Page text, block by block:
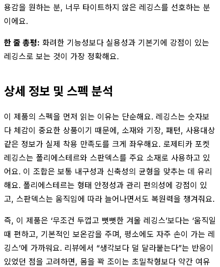
용감을 원하는 분, 너무 타이트하지 않은 레깅스를 선호하는 분
이에요.
한 줄 총평: 화려한 기능성보다 실용성과 기본기에 강점이 있는
레깅스로 보는 것이 가장 정확해요.
상세 정보 및 스펙 분석
이 제품의 스펙을 먼저 읽는 이유는 단순해요. 레깅스는 숫자보
다 체감이 중요한 상품이기 때문에, 소재와 기장, 패턴, 사용대상
같은 정보가 실제 착용 만족도를 크게 좌우해요. 로제티카 포켓
레깅스는 폴리에스테르와 스판덱스를 주요 소재로 사용하고 있
어요. 이 조합은 보통 내구성과 신축성의 균형을 맞추는 데 유리
해요. 폴리에스테르는 형태 안정성과 관리 편의성에 강점이 있
고, 스판덱스는 움직임에 따라 늘어나면서도 복원력을 챙겨줘요.
즉, 이 제품은 ‘무조건 두껍고 뻣뻣한 겨울 레깅스’보다는 ‘움직일
때 편하고, 기본적인 보온감을 주며, 평소에도 자주 손이 가는 레
깅스’에 가까워요. 리뷰에서 “생각보다 덜 달라붙는다”는 반응이
있었던 점을 고려하면, 몸을 꽉 조이는 초밀착형보다 약간 여유